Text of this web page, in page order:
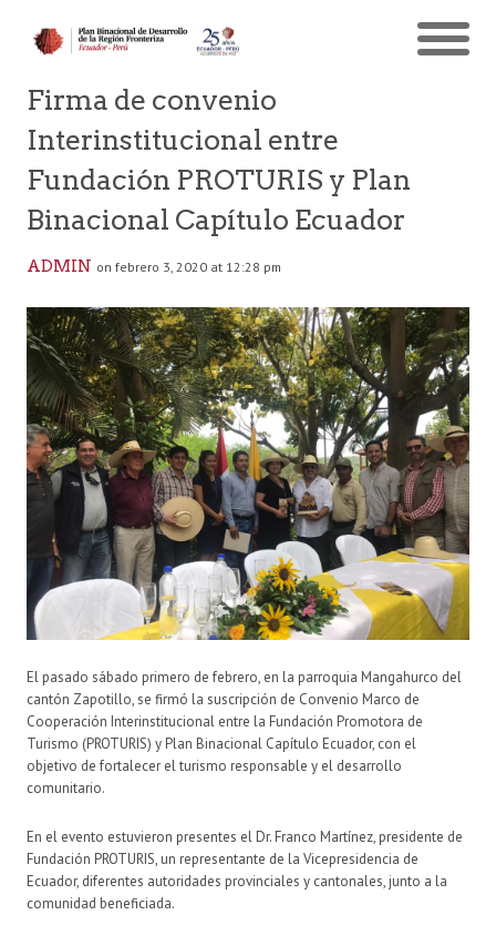
Firma de convenio
Interinstitucional entre
Fundación PROTURIS y Plan
Binacional Capítulo Ecuador
ADMIN on febrero 3, 2020 at 12:28 pm
El pasado sábado primero de febrero, en la parroquia Mangahurco del
cantón Zapotillo, se firmó la suscripción de Convenio Marco de
Cooperación Interinstitucional entre la Fundación Promotora de
Turismo (PROTURIS) y Plan Binacional Capítulo Ecuador, con el
objetivo de fortalecer el turismo responsable y el desarrollo
comunitario.
En el evento estuvieron presentes el Dr. Franco Martínez, presidente de
Fundación PROTURIS, un representante de la Vicepresidencia de
Ecuador, diferentes autoridades provinciales y cantonales, junto a la
comunidad beneficiada.